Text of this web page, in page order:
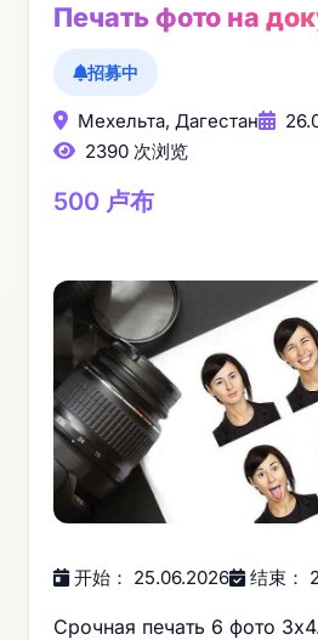
Печать фото на
招募中
Мехельта, Дагестан
2390 次浏览
500 卢布
开始： 25.06.2026 结束：
Срочная печать 6 фото